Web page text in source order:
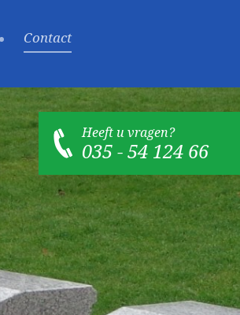
Contact
Heeft u vragen?
035 - 54 124 66